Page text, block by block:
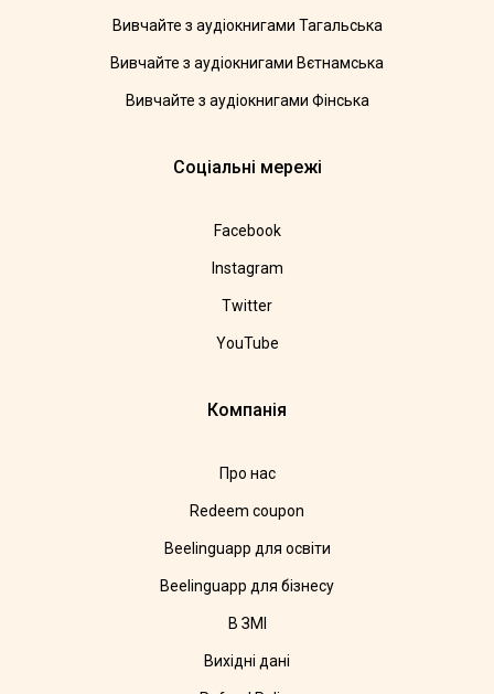
Вивчайте з аудіокнигами Тагальська
Вивчайте з аудіокнигами Вєтнамська
Вивчайте з аудіокнигами Фінська
Соціальні мережі
Facebook
Instagram
Twitter
YouTube
Компанія
Про нас
Redeem coupon
Beelinguapp для освіти
Beelinguapp для бізнесу
В ЗМІ
Вихідні дані